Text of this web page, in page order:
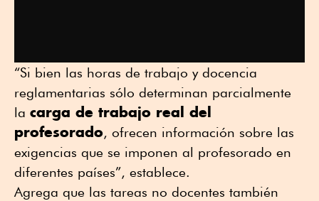
“Si bien las horas de trabajo y docencia
reglamentarias sólo determinan parcialmente
la carga de trabajo real del
profesorado, ofrecen información sobre las
exigencias que se imponen al profesorado en
diferentes países”, establece.
Agrega que las tareas no docentes también